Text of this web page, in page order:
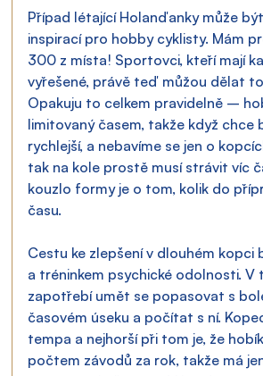
Případ létající Holanďanky může
inspirací pro hobby cyklisty. Mám
300 z místa! Sportovci, kteří mají
vyřešené, právě teď můžou dělat
Opakuju to celkem pravidelně –
limitovaný časem, takže když chce
rychlejší, a nebavíme se jen o
tak na kole prostě musí strávit víc
kouzlo formy je o tom, kolik do
času.
Cestu ke zlepšení v dlouhém kopci
a tréninkem psychické odolnosti.
zapotřebí umět se popasovat s
časovém úseku a počítat s ní.
tempa a nejhorší při tom je, že
počtem závodů za rok, takže má